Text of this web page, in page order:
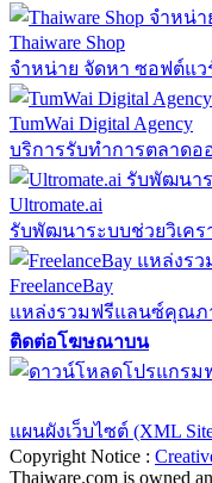
Thaiware Shop
จำหน่าย จัดหา ซอฟต์แ
TumWai Digital Agency
บริการรับทำการตลาดอ
Ultromate.ai
รับพัฒนาระบบช่วยวิเค
FreelanceBay
แหล่งรวมฟรีแลนซ์คุณภ
ติดต่อโฆษณาบน
แผนผังเว็บไซต์ (XML
Copyright Notice :
Thaiware.com is owned